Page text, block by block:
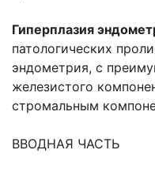
Гиперплазия
патологических
эндометрия, с
железистого
стромальным
ВВОДНАЯ ЧАСТЬ